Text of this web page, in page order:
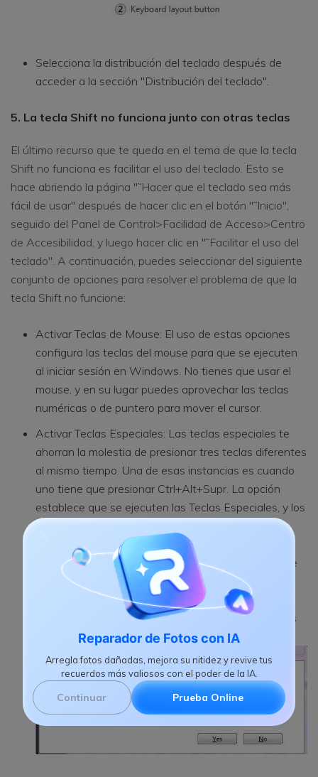
Reparador de Fotos con IA
Arregla fotos dañadas, mejora su nitidez y revive tus
recuerdos más valiosos con el poder de la IA.
Continuar Prueba Online
Selecciona la distribución del teclado después de
acceder a la sección "Distribución del teclado".
5. La tecla Shift no funciona junto con otras teclas
El último recurso que te queda en el tema de que la tecla
Shift no funciona es facilitar el uso del teclado. Esto se
hace abriendo la página "˜Hacer que el teclado sea más
fácil de usar" después de hacer clic en el botón "˜Inicio",
seguido del Panel de Control>Facilidad de Acceso>Centro
de Accesibilidad, y luego hacer clic en "˜Facilitar el uso del
teclado". A continuación, puedes seleccionar del siguiente
conjunto de opciones para resolver el problema de que la
tecla Shift no funcione:
Activar Teclas de Mouse: El uso de estas opciones
configura las teclas del mouse para que se ejecuten
al iniciar sesión en Windows. No tienes que usar el
mouse, y en su lugar puedes aprovechar las teclas
numéricas o de puntero para mover el cursor.
Activar Teclas Especiales: Las teclas especiales te
ahorran la molestia de presionar tres teclas diferentes
al mismo tiempo. Una de esas instancias es cuando
uno tiene que presionar Ctrl+Alt+Supr. La opción
establece que se ejecuten las Teclas Especiales, y los
usuarios pueden usar una tecla al usar la opción y
realizar los ajustes en la configuración. Puedes usar
una tecla modificadora que funcionará hasta que se
presione alguna otra tecla. Además, si enfrentas el
problema de que la tecla Shift no funciona, podría
deberse a que accidentalmente activaste las Teclas
Especiales.